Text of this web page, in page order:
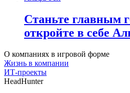
Станьте главным
откройте в себе
О компаниях в игровой форме
Жизнь в компании
ИТ-проекты
HeadHunter